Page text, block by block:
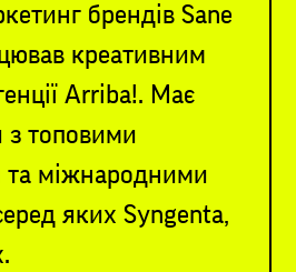
брендів Sane
креативним
Arriba!. Має
з топовими
та міжнародними
яких Syngenta,